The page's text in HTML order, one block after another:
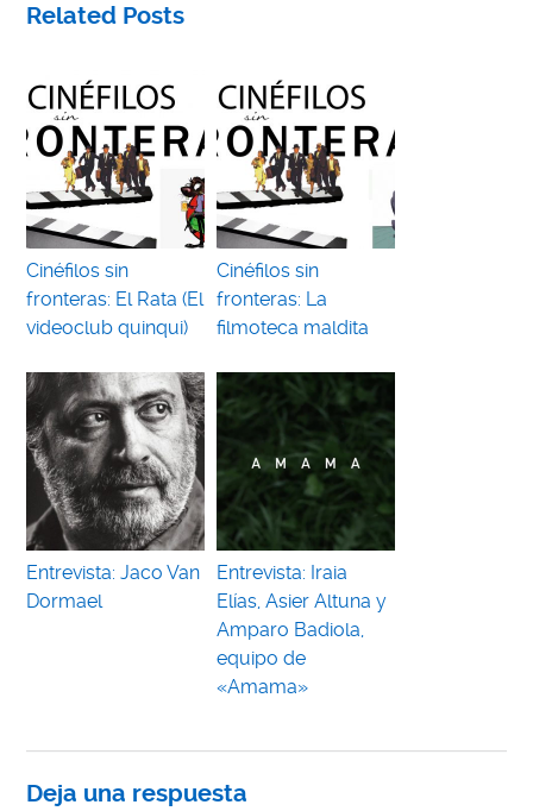
Related Posts
Cinéfilos sin
fronteras: El Rata (El
videoclub quinqui)
Cinéfilos sin
fronteras: La
filmoteca maldita
Entrevista: Jaco Van
Dormael
Entrevista: Iraia
Elías, Asier Altuna y
Amparo Badiola,
equipo de
«Amama»
Deja una respuesta